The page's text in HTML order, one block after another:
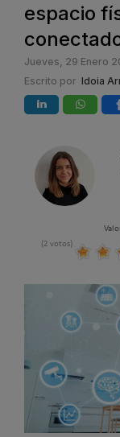
espacio
Jueves, 29 Enero
Escrito por Idoia
(2 votos)